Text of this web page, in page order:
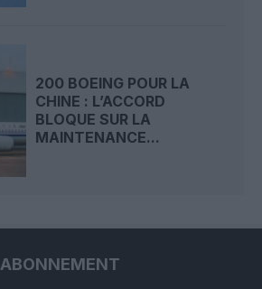
200 BOEING POUR LA
CHINE : L’ACCORD
BLOQUE SUR LA
MAINTENANCE...
ABONNEMENT